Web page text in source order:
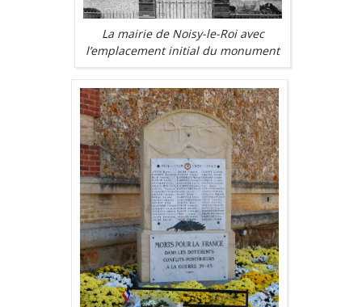
La mairie de Noisy-le-Roi avec
l’emplacement initial du monument